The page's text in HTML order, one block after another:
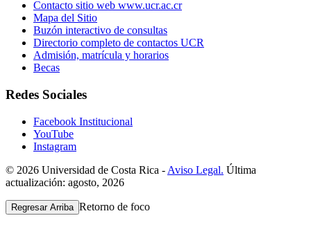
Contacto sitio web www.ucr.ac.cr
Mapa del Sitio
Buzón interactivo de consultas
Directorio completo de contactos UCR
Admisión, matrícula y horarios
Becas
Redes Sociales
Facebook Institucional
YouTube
Instagram
© 2026 Universidad de Costa Rica - Aviso Legal. Última
actualización: agosto, 2026
Regresar Arriba Retorno de foco